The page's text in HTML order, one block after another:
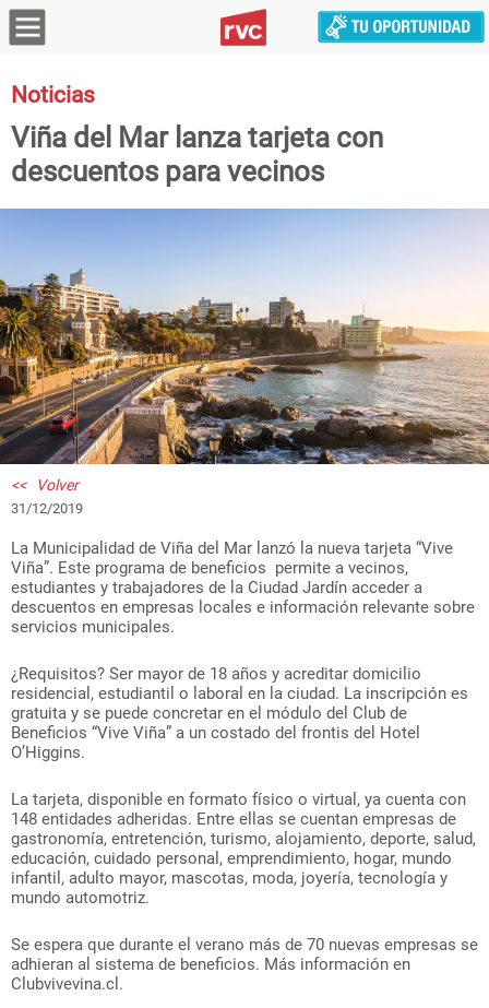
Noticias
Viña del Mar lanza tarjeta con
descuentos para vecinos
<< Volver
31/12/2019
La Municipalidad de Viña del Mar lanzó la nueva tarjeta “Vive
Viña”. Este programa de beneficios permite a vecinos,
estudiantes y trabajadores de la Ciudad Jardín acceder a
descuentos en empresas locales e información relevante sobre
servicios municipales.
¿Requisitos? Ser mayor de 18 años y acreditar domicilio
residencial, estudiantil o laboral en la ciudad. La inscripción es
gratuita y se puede concretar en el módulo del Club de
Beneficios “Vive Viña” a un costado del frontis del Hotel
O’Higgins.
La tarjeta, disponible en formato físico o virtual, ya cuenta con
148 entidades adheridas. Entre ellas se cuentan empresas de
gastronomía, entretención, turismo, alojamiento, deporte, salud,
educación, cuidado personal, emprendimiento, hogar, mundo
infantil, adulto mayor, mascotas, moda, joyería, tecnología y
mundo automotriz.
Se espera que durante el verano más de 70 nuevas empresas se
adhieran al sistema de beneficios. Más información en
Clubvivevina.cl.